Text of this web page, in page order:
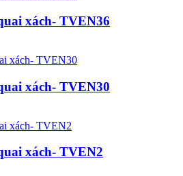
xách- TVEN36
xách- TVEN30
xách- TVEN2